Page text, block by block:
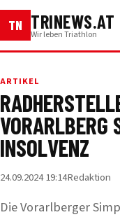
TN TRINEWS.AT
Wir leben Triathlon
ARTIKEL
VORARLBERG
INSOLVENZ
24.09.2024 19:14Redaktion
Die Vorarlberger